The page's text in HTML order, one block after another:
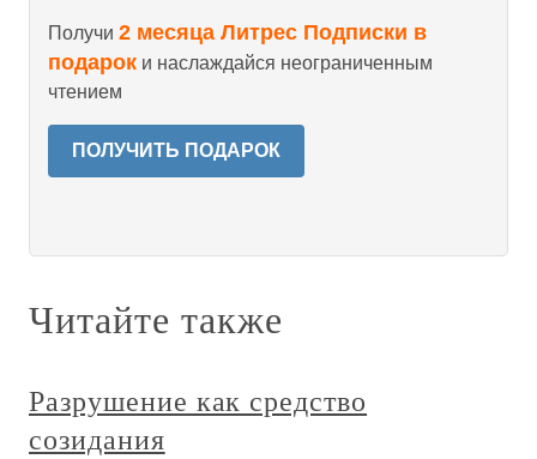
Получи 2 месяца Литрес Подписки в
подарок и наслаждайся неограниченным
чтением
ПОЛУЧИТЬ ПОДАРОК
Читайте также
Разрушение как средство
созидания